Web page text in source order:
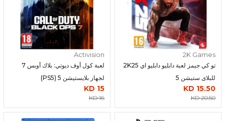
تو كي جيمز لعبة دابليو دابليو اي 2K25
للبلاى ستيشن 5
2K Games
15.50 KD
20.50 KD
لعبة كول أوف ديوتي: بلاك أوبس 7
لجهاز بلايستيشن 5 (PS5)
Activision
15 KD
16 KD